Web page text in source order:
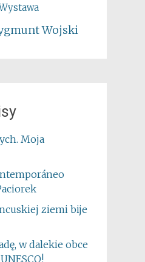
Wojski
Moja
ziemi bije
w dalekie obce